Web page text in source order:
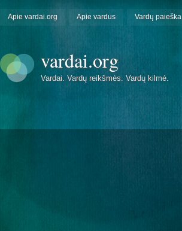
Apie vardai.org Apie vardus Vardų paieška
vardai.org
Vardai. Vardų reikšmės. Vardų kilmė.